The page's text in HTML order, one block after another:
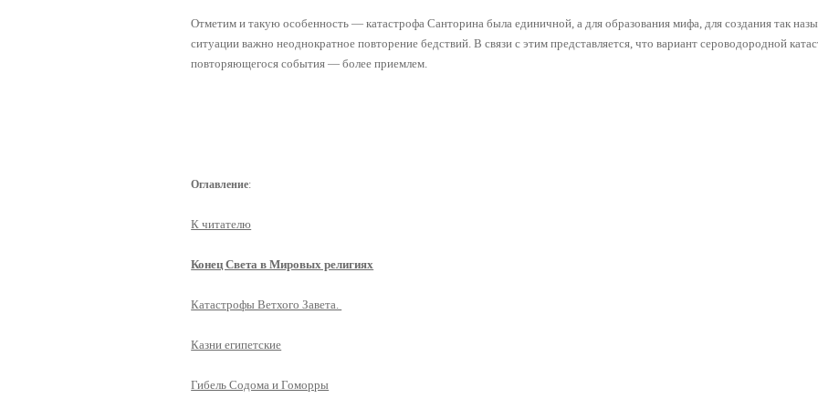
Отметим и такую особенность — катастрофа Санторина была единичной, а для образования мифа, для создания так
ситуации важно неоднократное повторение бедствий. В связи с этим представляется, что вариант сероводородной
повторяющегося события — более приемлем.
Оглавление:
К читателю
Конец Света в Мировых религиях
Катастрофы Ветхого Завета.
Казни египетские
Гибель Содома и Гоморры